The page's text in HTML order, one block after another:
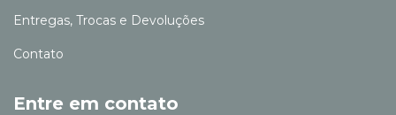
Entregas, Trocas e Devoluções
Contato
Entre em contato